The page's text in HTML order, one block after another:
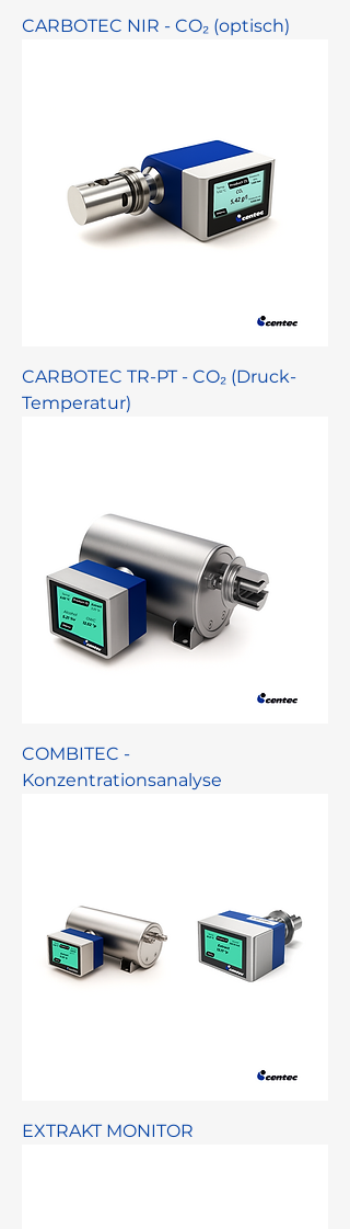
CARBOTEC NIR - CO₂ (optisch)
CARBOTEC TR-PT - CO₂ (Druck-
Temperatur)
COMBITEC -
Konzentrationsanalyse
EXTRAKT MONITOR